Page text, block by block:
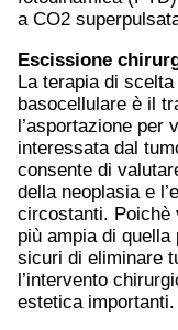
a CO2
Escissione
La terapia di
basocellulare è il
l’asportazione per
interessata dal
consente di
della neoplasia e
circostanti. Poichè
più ampia di
sicuri di eliminare
l’intervento
estetica importanti.